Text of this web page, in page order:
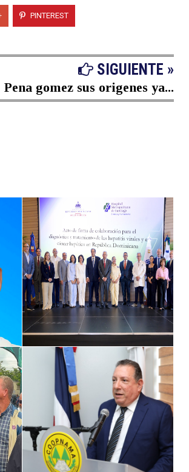
PINTEREST
SIGUIENTE »
Pena gomez sus origenes ya...